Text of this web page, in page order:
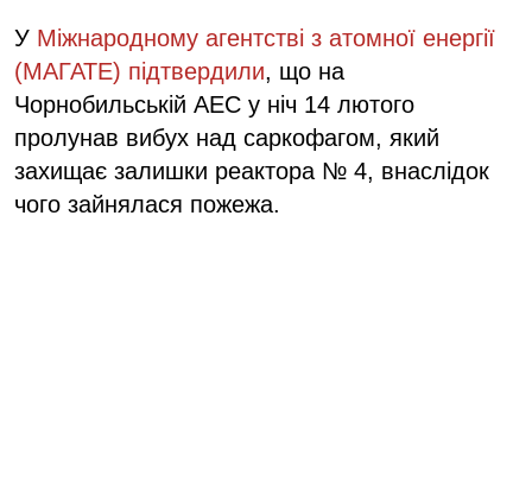
У Міжнародному агентстві з атомної енергії
(МАГАТЕ) підтвердили, що на
Чорнобильській АЕС у ніч 14 лютого
пролунав вибух над саркофагом, який
захищає залишки реактора № 4, внаслідок
чого зайнялася пожежа.